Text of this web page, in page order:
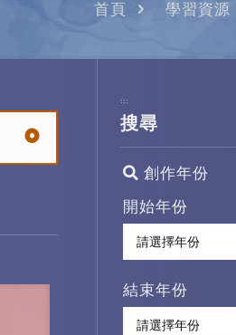
首頁 學習資源
:::
搜尋
創作年份
開始年份
結束年份